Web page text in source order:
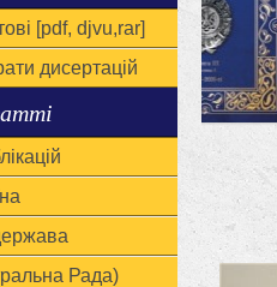
[pdf, djvu,rar]
дисертацій
Рада)